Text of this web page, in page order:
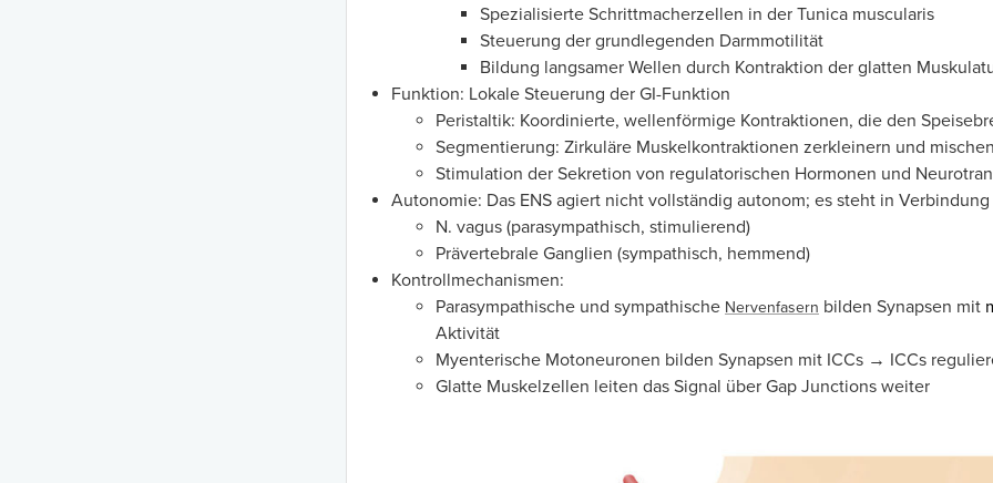
Spezialisierte Schrittmacherzellen in der Tunica muscularis
Steuerung der grundlegenden Darmmotilität
Bildung langsamer Wellen durch Kontraktion der glatten
Funktion: Lokale Steuerung der GI-Funktion
Peristaltik: Koordinierte, wellenförmige Kontraktionen, die den
Segmentierung: Zirkuläre Muskelkontraktionen zerkleinern und
Stimulation der Sekretion von regulatorischen Hormonen und
Autonomie: Das ENS agiert nicht vollständig autonom; es steht in Verbindung
N. vagus (parasympathisch, stimulierend)
Prävertebrale Ganglien (sympathisch, hemmend)
Kontrollmechanismen:
Parasympathische und sympathische Nervenfasern bilden Synapsen mit
Aktivität
Myenterische Motoneuronen bilden Synapsen mit ICCs → ICCs
Glatte Muskelzellen leiten das Signal über Gap Junctions weiter